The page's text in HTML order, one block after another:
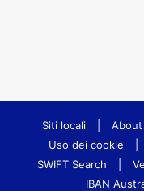
Siti locali About
Uso dei cookie
SWIFT Search
IBAN